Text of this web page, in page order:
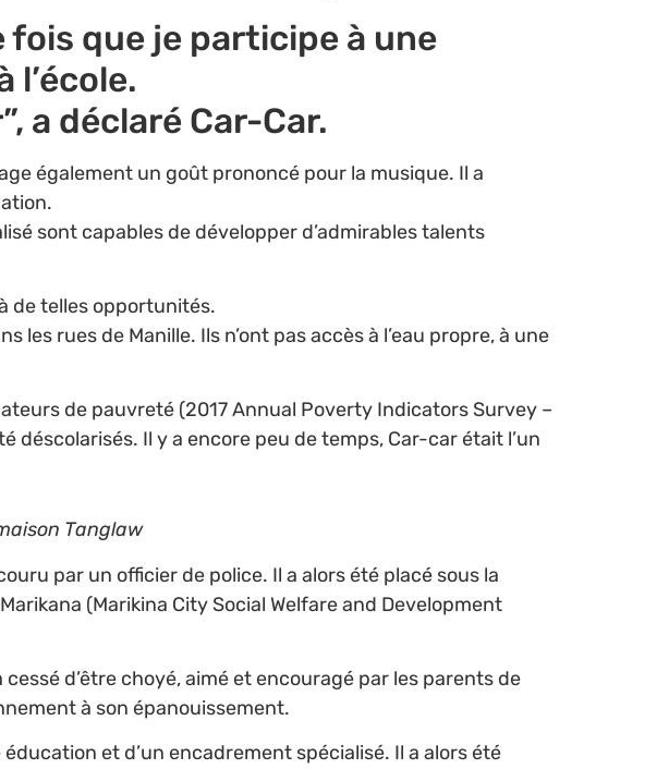
fois que je participe à une
l’école.
a déclaré Car-Car.
également un goût prononcé pour la musique. Il a
sont capables de développer d’admirables talents
de telles opportunités.
rues de Manille. Ils n’ont pas accès à l’eau propre, à une
de pauvreté (2017 Annual Poverty Indicators Survey –
déscolarisés. Il y a encore peu de temps, Car-car était l’un
Tanglaw
par un officier de police. Il a alors été placé sous la
(Marikina City Social Welfare and Development
d’être choyé, aimé et encouragé par les parents de
à son épanouissement.
et d’un encadrement spécialisé. Il a alors été